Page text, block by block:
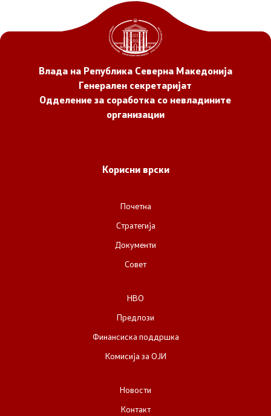
Комисија за ОЈИ
За комисијата
Документи
Со еден клик до сите услуги
Влада на Република Северна Македонија
Генерален секретаријат
Одделение за соработка со невладините
организации
Корисни врски
Почетна
Стратегија
Документи
Совет
НВО
Предлози
Финансиска поддршка
Комисија за ОЈИ
Новости
Контакт